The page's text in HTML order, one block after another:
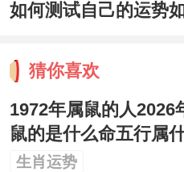
猜你喜欢
1972年属鼠的人2026
鼠的是什么命五行属
生肖运势